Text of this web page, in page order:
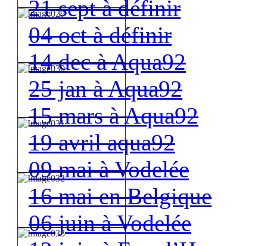
21 sept à définir
04 oct à définir
14 dec à Aqua92
25 jan à Aqua92
15 mars à Aqua92
19 avril aqua92
09 mai à Vodelée
16 mai en Belgique
06 juin à Vodelée